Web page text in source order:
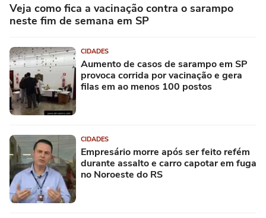
Veja como fica a vacinação contra o sarampo
neste fim de semana em SP
CIDADES
Aumento de casos de sarampo em SP
provoca corrida por vacinação e gera
filas em ao menos 100 postos
CIDADES
Empresário morre após ser feito refém
durante assalto e carro capotar em fuga
no Noroeste do RS